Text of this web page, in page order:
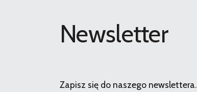
Newsletter
Zapisz się do naszego newslettera.